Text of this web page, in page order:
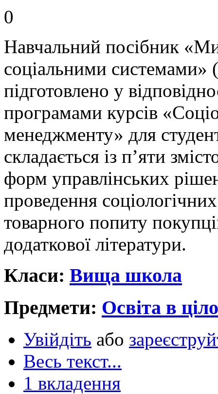
0
Навчальний посібник
соціальними
підготовлено у
програмами курсів
менеджменту» для
складається із п’яти
форм управлінських
проведення
товарного попиту
додаткової літератури.
Класи: Вища школа
Предмети: Освіта в
Увійдіть або
Весь текст...
1 вкладення